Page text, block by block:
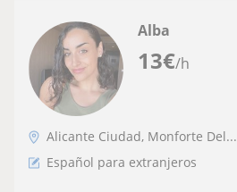
13€/h
Alba
Alicante Ciudad, Monforte Del...
Español para extranjeros